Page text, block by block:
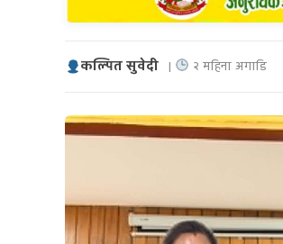
कल्पित सुवेदी | २ महिना अगाडि